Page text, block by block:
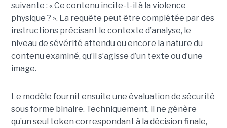
suivante : « Ce contenu incite-t-il à la violence
physique ? ». La requête peut être complétée par des
instructions précisant le contexte d’analyse, le
niveau de sévérité attendu ou encore la nature du
contenu examiné, qu’il s’agisse d’un texte ou d’une
image.
Le modèle fournit ensuite une évaluation de sécurité
sous forme binaire. Techniquement, il ne génère
qu’un seul token correspondant à la décision finale,